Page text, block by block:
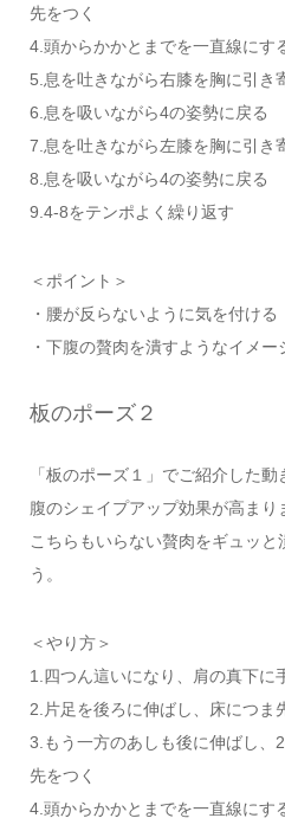
先をつく
4.頭からかかとまでを一直線にす
5.息を吐きながら右膝を胸に引き
6.息を吸いながら4の姿勢に戻る
7.息を吐きながら左膝を胸に引き
8.息を吸いながら4の姿勢に戻る
9.4-8をテンポよく繰り返す
＜ポイント＞
・腰が反らないように気を付ける
・下腹の贅肉を潰すようなイメー
板のポーズ２
「板のポーズ１」でご紹介した
腹のシェイプアップ効果が高まり
こちらもいらない贅肉をギュッと
う。
＜やり方＞
1.四つん這いになり、肩の真下に
2.片足を後ろに伸ばし、床につま
3.もう一方のあしも後に伸ばし、
先をつく
4.頭からかかとまでを一直線にす